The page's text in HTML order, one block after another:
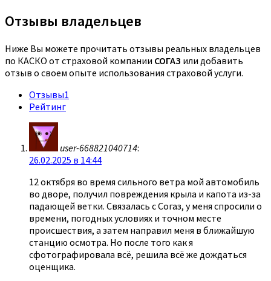
Отзывы владельцев
Ниже Вы можете прочитать отзывы реальных владельцев
по КАСКО от страховой компании СОГАЗ или добавить
отзыв о своем опыте использования страховой услуги.
Отзывы1
Рейтинг
user-668821040714:
26.02.2025 в 14:44
12 октября во время сильного ветра мой автомобиль
во дворе, получил повреждения крыла и капота из-за
падающей ветки. Связалась с Согаз, у меня спросили о
времени, погодных условиях и точном месте
происшествия, а затем направил меня в ближайшую
станцию осмотра. Но после того как я
сфотографировала всё, решила всё же дождаться
оценщика.